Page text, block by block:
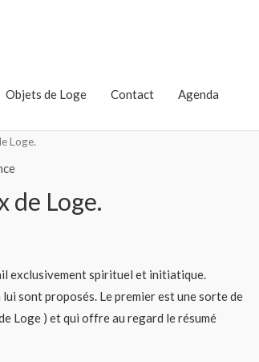
Objets de Loge Contact Agenda
Loge.
de Loge.
exclusivement spirituel et initiatique.
sont proposés. Le premier est une sorte de
Loge ) et qui offre au regard le résumé